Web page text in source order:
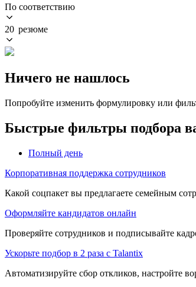
По соответствию
20 резюме
Ничего не нашлось
Попробуйте изменить формулировку или
Быстрые фильтры подбора
Полный день
Корпоративная поддержка сотрудников
Какой соцпакет вы предлагаете семейным
Оформляйте кандидатов онлайн
Проверяйте сотрудников и подписывайте
Ускорьте подбор в 2 раза с Talantix
Автоматизируйте сбор откликов, настройте